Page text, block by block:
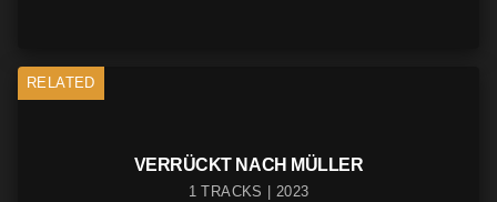
RELATED
VERRÜCKT NACH MÜLLER
1 TRACKS | 2023